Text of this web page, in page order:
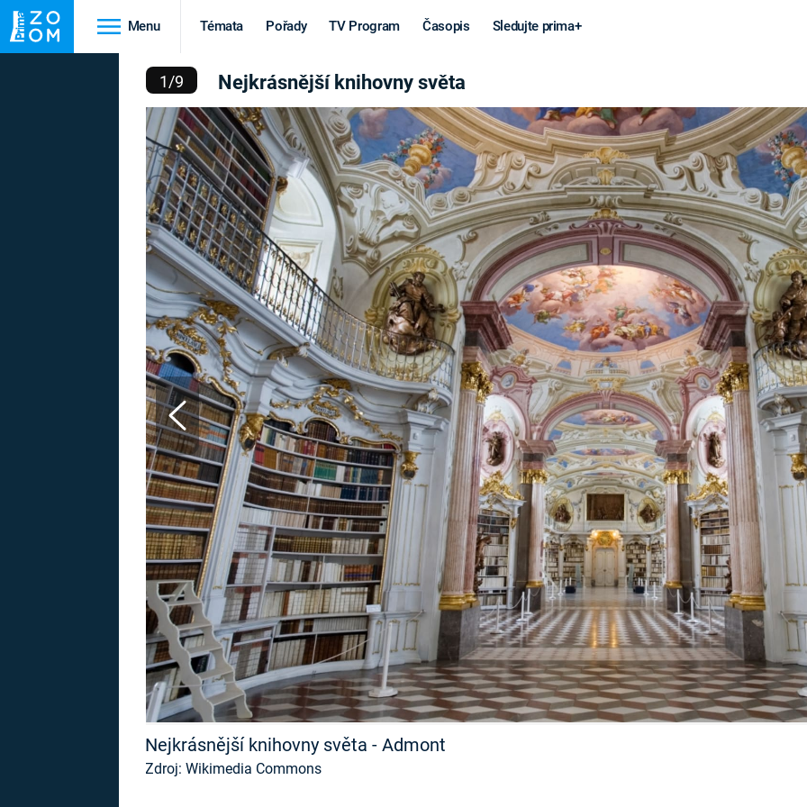
Menu Témata Pořady TV Program Časopis Sledujte prima+
HRADY A ZÁMKY
HEDVÁBNÁ STEZKA
Historie
VIKINGOVÉ
EPIDEMIE A
PANDEMIE
STAROVĚKÝ EGYPT
Věda a
technika
KORONAVIRUS
VESMÍR
MARS
Války
STUDENÁ
VÁLKA VE
VIETNAMU
VÁLEČNÉ
SERIÁLY
světová válka
PRVNÍ SVĚTOVÁ
Výročí
MARIE TEREZIE
NAPOLEON
BONAPARTE
BRITSKÁ
KRÁLOVSKÁ
RODINA
Záhady a
konspirace
UFO A
MIMOZEMŠŤANÉ
UTAJENÉ PŘÍBĚHY
ČESKÝCH DĚJIN
ALTERNATIVNÍ
HISTORIE
FILMY
REALITA
HORORY
REALITA
OPTICKÉ
KLAMY
KNIHOVNY SVĚTA
1/9 Nejkrásnější knihovny světa
Nejkrásnější knihovny světa - Admont
Zdroj: Wikimedia Commons